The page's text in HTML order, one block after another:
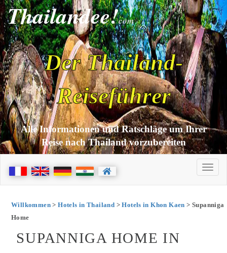
Thailandee!com
Der Thailand-
Reiseführer
Alle Informationen und Ratschläge um Ihrer
Reise nach Thailand vorzubereiten
Willkommen>Hotels in Thailand >Hotels in Khon Kaen > Supanniga
Home
SUPANNIGA HOME IN